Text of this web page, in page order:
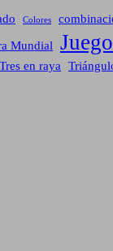
Colores
Mundial
Tres en raya